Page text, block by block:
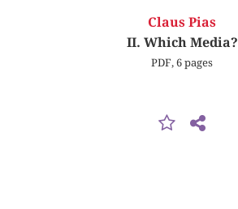
Claus Pias
II. Which Media?
PDF, 6 pages